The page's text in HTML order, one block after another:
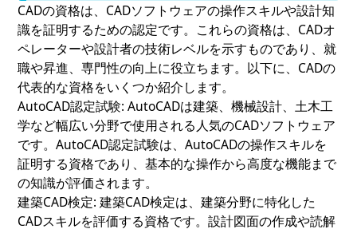
CADの資格は、CADソフトウェアの操作スキルや設計知
識を証明するための認定です。これらの資格は、CADオ
ペレーターや設計者の技術レベルを示すものであり、就
職や昇進、専門性の向上に役立ちます。以下に、CADの
代表的な資格をいくつか紹介します。
AutoCAD認定試験:AutoCADは建築、機械設計、土木工
学など幅広い分野で使用される人気のCADソフトウェア
です。AutoCAD認定試験は、AutoCADの操作スキルを
証明する資格であり、基本的な操作から高度な機能まで
の知識が評価されます。
建築CAD検定:建築CAD検定は、建築分野に特化した
CADスキルを評価する資格です。設計図面の作成や読解